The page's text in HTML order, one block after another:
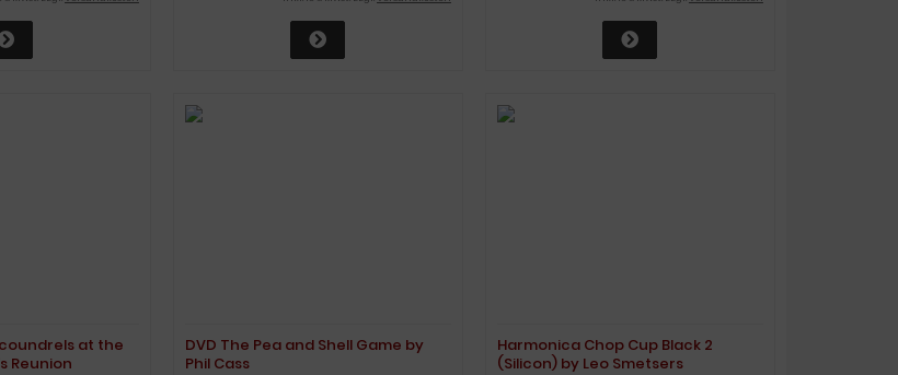
at the
Reunion
DVD The Pea and Shell Game by
Phil Cass
Harmonica Chop Cup Black 2
(Silicon) by Leo Smetsers